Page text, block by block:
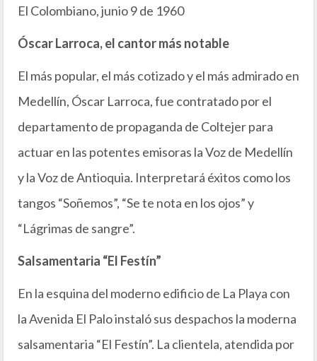
El Colombiano, junio 9 de 1960
Óscar Larroca, el cantor más notable
El más popular, el más cotizado y el más admirado en
Medellín, Óscar Larroca, fue contratado por el
departamento de propaganda de Coltejer para
actuar en las potentes emisoras la Voz de Medellín
y la Voz de Antioquia. Interpretará éxitos como los
tangos “Soñemos”, “Se te nota en los ojos” y
“Lágrimas de sangre”.
Salsamentaria “El Festín”
En la esquina del moderno edificio de La Playa con
la Avenida El Palo instaló sus despachos la moderna
salsamentaria “El Festín”. La clientela, atendida por